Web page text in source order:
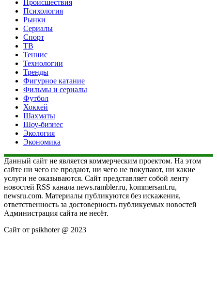
Происшествия
Психология
Рынки
Сериалы
Спорт
ТВ
Теннис
Технологии
Тренды
Фигурное катание
Фильмы и сериалы
Футбол
Хоккей
Шахматы
Шоу-бизнес
Экология
Экономика
Данный сайт не является коммерческим проектом. На этом
сайте ни чего не продают, ни чего не покупают, ни какие
услуги не оказываются. Сайт представляет собой ленту
новостей RSS канала news.rambler.ru, kommersant.ru,
newsru.com. Материалы публикуются без искажения,
ответственность за достоверность публикуемых новостей
Администрация сайта не несёт.
Сайт от psikhoter @ 2023